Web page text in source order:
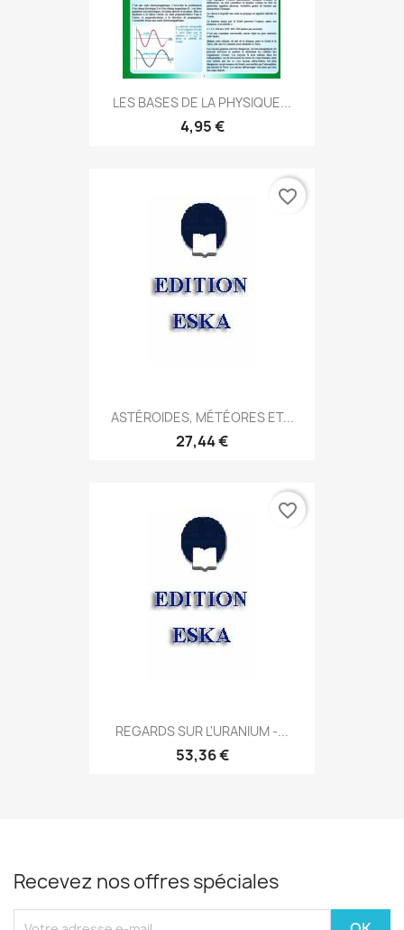
LES BASES DE LA PHYSIQUE...
4,95 €
ASTÉROIDES, MÉTÉORES ET...
27,44 €
favorite_border
REGARDS SUR L'URANIUM -...
53,36 €
favorite_border
Recevez nos offres spéciales